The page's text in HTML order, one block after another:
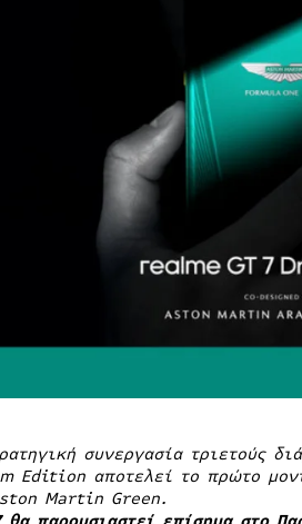
συνεργασία τριετούς
Edition αποτελεί το πρώτο
Martin Green.